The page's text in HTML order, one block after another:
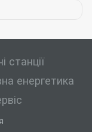
станції
енергетика